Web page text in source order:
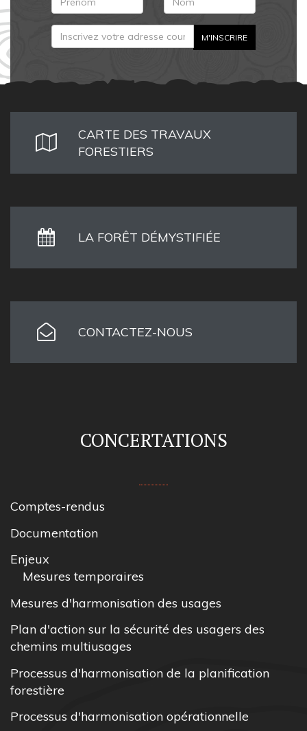
CARTE DES TRAVAUX
FORESTIERS
LA FORÊT DÉMYSTIFIÉE
CONTACTEZ-NOUS
CONCERTATIONS
Comptes-rendus
Documentation
Enjeux
Mesures temporaires
Mesures d'harmonisation des usages
Plan d'action sur la sécurité des usagers des
chemins multiusages
Processus d'harmonisation de la planification
forestière
Processus d'harmonisation opérationnelle